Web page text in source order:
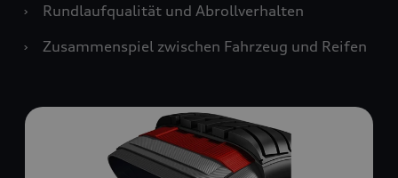
›
Rundlaufqualität und Abrollverhalten
›
Zusammenspiel zwischen Fahrzeug und Reifen